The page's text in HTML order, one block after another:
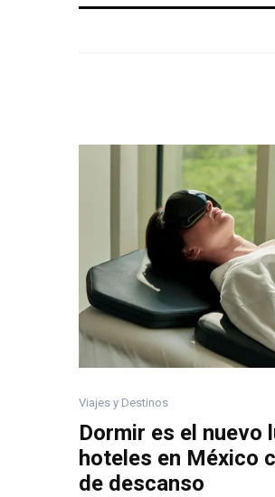
Viajes y Destinos
Dormir es el nuevo
hoteles en México
de descanso